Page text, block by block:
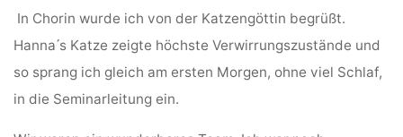
In Chorin wurde ich von der Katzengöttin begrüßt.
Hanna ́s Katze zeigte höchste Verwirrungszustände und
so sprang ich gleich am ersten Morgen, ohne viel Schlaf,
in die Seminarleitung ein.